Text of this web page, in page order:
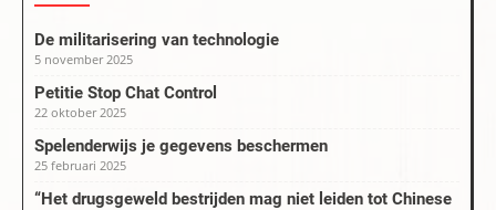
De militarisering van technologie
5 november 2025
Petitie Stop Chat Control
22 oktober 2025
Spelenderwijs je gegevens beschermen
25 februari 2025
“Het drugsgeweld bestrijden mag niet leiden tot Chinese